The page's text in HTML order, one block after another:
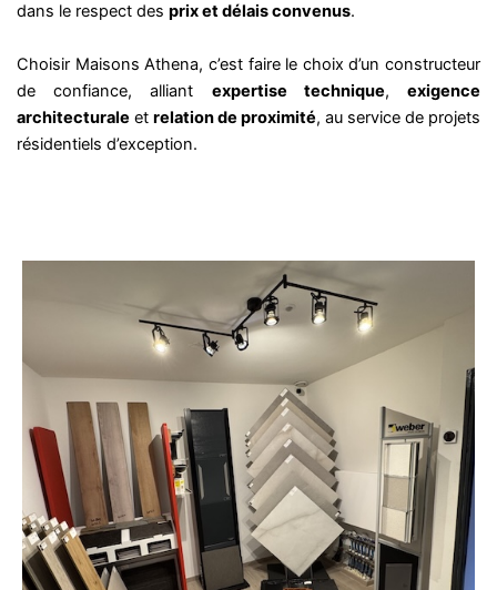
dans le respect des prix et délais convenus.
Choisir Maisons Athena, c’est faire le choix d’un constructeur
de confiance, alliant expertise technique,exigence
architecturale et relation de proximité, au service de projets
résidentiels d’exception.